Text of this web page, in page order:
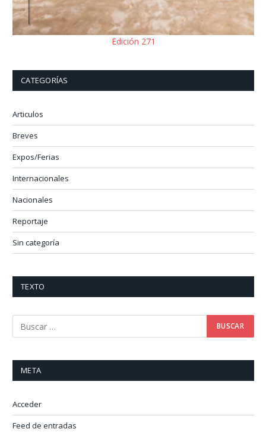
Edición 271
CATEGORÍAS
Articulos
Breves
Expos/Ferias
Internacionales
Nacionales
Reportaje
Sin categoría
TEXTO
META
Acceder
Feed de entradas